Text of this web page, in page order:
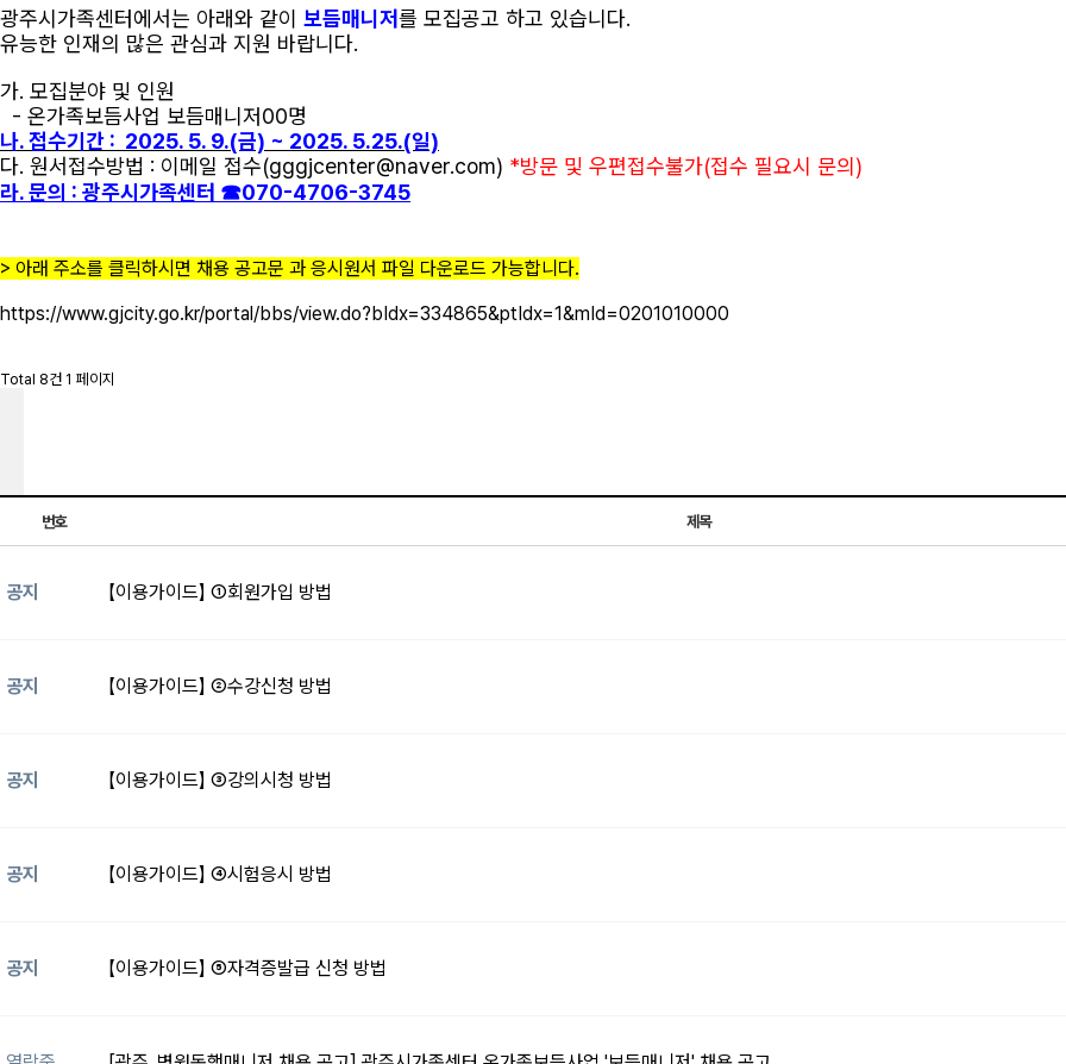
광주시가족센터에서는 아래와 같이 보듬매니저를 모집공고 하고 있습니다.
유능한 인재의 많은 관심과 지원 바랍니다.
가. 모집분야 및 인원
- 온가족보듬사업 보듬매니저00명
나. 접수기간 : 2025. 5. 9.(금) ~ 2025. 5.25.(일)
다. 원서접수방법 : 이메일 접수(gggjcenter@naver.com) *방문 및 우편접수불가(접수 필요시 문의)
라. 문의 : 광주시가족센터 ☎070-4706-3745
> 아래 주소를 클릭하시면 채용 공고문 과 응시원서 파일 다운로드 가능합니다.
https://www.gjcity.go.kr/portal/bbs/view.do?bIdx=334865&ptIdx=1&mId=0201010000
Total 8건 1 페이지
번호 제목
공지 【이용가이드】 ①회원가입 방법
공지 【이용가이드】 ②수강신청 방법
공지 【이용가이드】 ③강의시청 방법
공지 【이용가이드】 ④시험응시 방법
공지 【이용가이드】 ⑤자격증발급 신청 방법